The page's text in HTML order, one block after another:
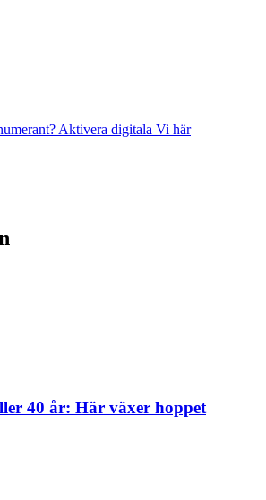
Aktivera digitala Vi här
40 år: Här växer hoppet